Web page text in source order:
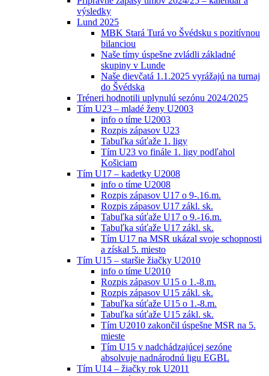
výsledky
Lund 2025
MBK Stará Turá vo Švédsku s pozitívnou
bilanciou
Naše tímy úspešne zvládli základné
skupiny v Lunde
Naše dievčatá 1.1.2025 vyrážajú na turnaj
do Švédska
Tréneri hodnotili uplynulú sezónu 2024/2025
Tím U23 – mladé ženy U2003
info o tíme U2003
Rozpis zápasov U23
Tabuľka súťaže 1. ligy
Tím U23 vo finále 1. ligy podľahol
Košiciam
Tím U17 – kadetky U2008
info o tíme U2008
Rozpis zápasov U17 o 9-.16.m.
Rozpis zápasov U17 zákl. sk.
Tabuľka súťaže U17 o 9.-16.m.
Tabuľka súťaže U17 zákl. sk.
Tím U17 na MSR ukázal svoje schopnosti
a získal 5. miesto
Tím U15 – staršie žiačky U2010
info o tíme U2010
Rozpis zápasov U15 o 1.-8.m.
Rozpis zápasov U15 zákl. sk.
Tabuľka súťaže U15 o 1.-8.m.
Tabuľka súťaže U15 zákl. sk.
Tím U2010 zakončil úspešne MSR na 5.
mieste
Tím U15 v nadchádzajúcej sezóne
absolvuje nadnárodnú ligu EGBL
Tím U14 – žiačky rok U2011